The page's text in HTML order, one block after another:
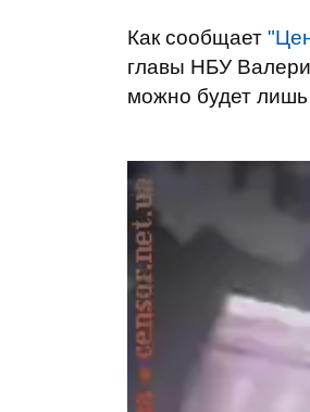
Как сообщает
главы НБУ
можно будет лишь